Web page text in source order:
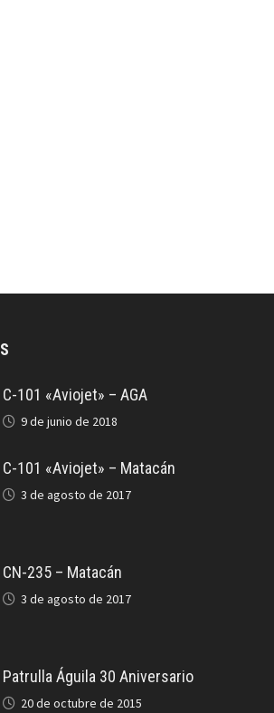
C-101 «Aviojet» – AGA
9 de junio de 2018
C-101 «Aviojet» – Matacán
3 de agosto de 2017
CN-235 – Matacán
3 de agosto de 2017
Patrulla Águila 30 Aniversario
20 de octubre de 2015